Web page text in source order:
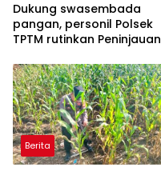
Dukung swasembada
pangan, personil Polsek
TPTM rutinkan Peninjauan
pipil di wilayah hukum
Polsek TPTM
Berita